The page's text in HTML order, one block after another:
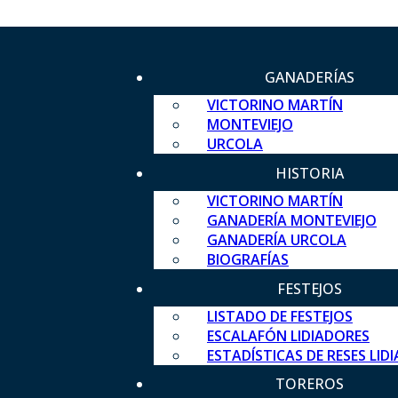
GANADERÍAS
VICTORINO MARTÍN
MONTEVIEJO
URCOLA
HISTORIA
VICTORINO MARTÍN
GANADERÍA MONTEVIEJO
GANADERÍA URCOLA
BIOGRAFÍAS
FESTEJOS
LISTADO DE FESTEJOS
ESCALAFÓN LIDIADORES
ESTADÍSTICAS DE RESES
TOREROS